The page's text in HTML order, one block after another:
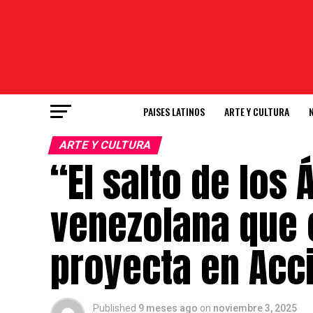
PAISES LATINOS ARTE Y CULTURA
ARTE Y CULTURA
“El salto de los
venezolana
proyecta en
Published 9 meses ago on noviembre 3, 2025